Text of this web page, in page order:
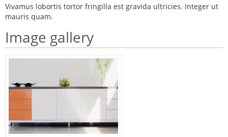
Vivamus lobortis tortor fringilla est gravida ultricies. Integer ut
mauris quam.
Image gallery